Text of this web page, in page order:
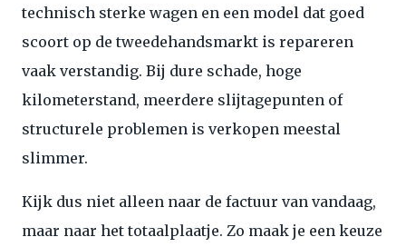
technisch sterke wagen en een model dat goed
scoort op de tweedehandsmarkt is repareren
vaak verstandig. Bij dure schade, hoge
kilometerstand, meerdere slijtagepunten of
structurele problemen is verkopen meestal
slimmer.
Kijk dus niet alleen naar de factuur van vandaag,
maar naar het totaalplaatje. Zo maak je een keuze